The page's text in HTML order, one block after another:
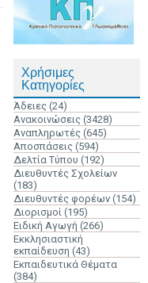
Χρήσιμες
Κατηγορίες
Άδειες (24)
Ανακοινώσεις (3428)
Αναπληρωτές (645)
Αποσπάσεις (594)
Δελτία Τύπου (192)
Διευθυντές Σχολείων
(183)
Διευθυντές φορέων (154)
Διορισμοί (195)
Ειδική Αγωγή (266)
Εκκλησιαστική
εκπαίδευση (43)
Εκπαιδευτικά Θέματα
(384)